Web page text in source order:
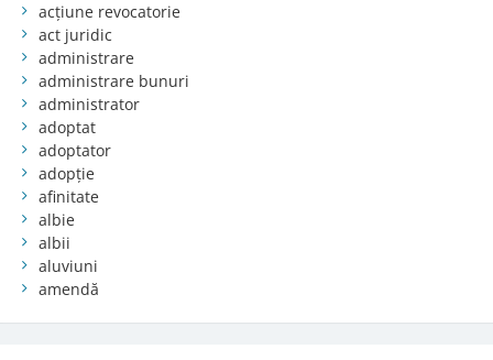
acțiune revocatorie
act juridic
administrare
administrare bunuri
administrator
adoptat
adoptator
adopție
afinitate
albie
albii
aluviuni
amendă